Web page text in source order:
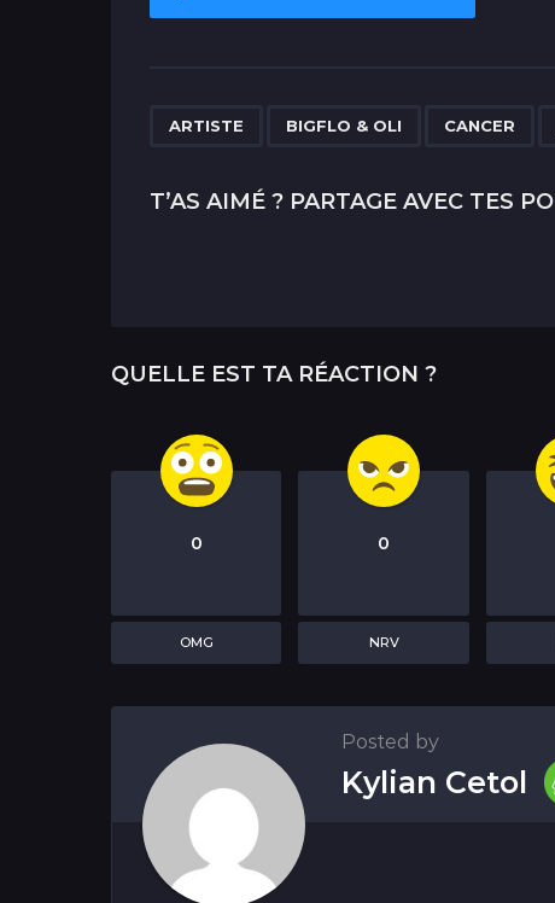
o
P
g
t
o
n
ARTISTE BIGFLO & OLI CANCER
T’AS AIMÉ ? PARTAGE AVEC TES
QUELLE EST TA RÉACTION ?
0
OMG
0
NRV
Posted by
Kylian Cetol